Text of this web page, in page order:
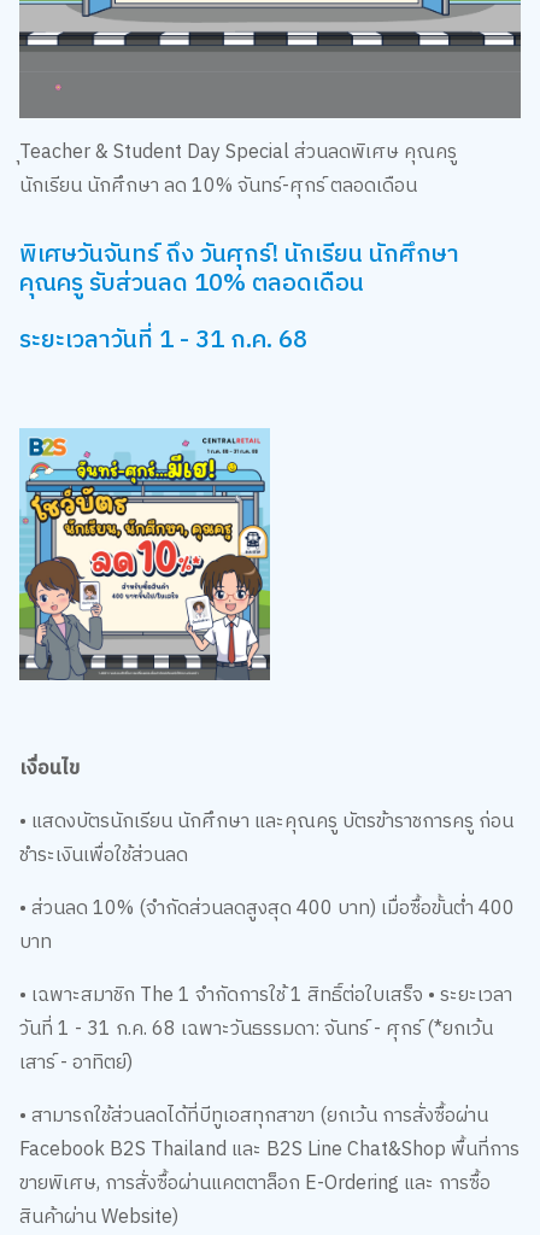
ุTeacher & Student Day Special ส่วนลดพิเศษ คุณครู
นักเรียน นักศึกษา ลด 10% จันทร์-ศุกร์ ตลอดเดือน
พิเศษวันจันทร์ ถึง วันศุกร์! นักเรียน นักศึกษา
คุณครู รับส่วนลด 10% ตลอดเดือน
ระยะเวลาวันที่ 1 - 31 ก.ค. 68
เงื่อนไข
• แสดงบัตรนักเรียน นักศึกษา และคุณครู บัตรข้าราชการครู ก่อน
ชำระเงินเพื่อใช้ส่วนลด
• ส่วนลด 10% (จำกัดส่วนลดสูงสุด 400 บาท) เมื่อซื้อขั้นต่ำ 400
บาท
• เฉพาะสมาชิก The 1 จำกัดการใช้ 1 สิทธิ์ต่อใบเสร็จ • ระยะเวลา
วันที่ 1 - 31 ก.ค. 68 เฉพาะวันธรรมดา: จันทร์ - ศุกร์ (*ยกเว้น
เสาร์ - อาทิตย์)
•สามารถใช้ส่วนลดได้ที่บีทูเอสทุกสาขา (ยกเว้น การสั่งซื้อผ่าน
Facebook B2S Thailand และ B2S Line Chat&Shop พื้นที่การ
ขายพิเศษ, การสั่งซื้อผ่านแคตตาล็อก E-Ordering และ การซื้อ
สินค้าผ่าน Website)